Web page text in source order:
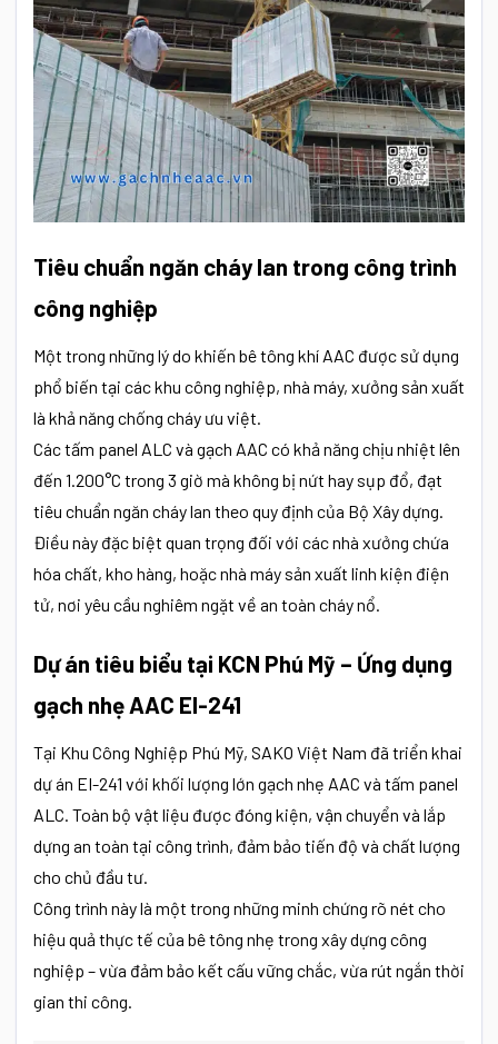
Tiêu chuẩn ngăn cháy lan trong công trình
công nghiệp
Một trong những lý do khiến bê tông khí AAC được sử dụng
phổ biến tại các khu công nghiệp, nhà máy, xưởng sản xuất
là khả năng chống cháy ưu việt.
Các tấm panel ALC và gạch AAC có khả năng chịu nhiệt lên
đến 1.200°C trong 3 giờ mà không bị nứt hay sụp đổ, đạt
tiêu chuẩn ngăn cháy lan theo quy định của Bộ Xây dựng.
Điều này đặc biệt quan trọng đối với các nhà xưởng chứa
hóa chất, kho hàng, hoặc nhà máy sản xuất linh kiện điện
tử, nơi yêu cầu nghiêm ngặt về an toàn cháy nổ.
Dự án tiêu biểu tại KCN Phú Mỹ – Ứng dụng
gạch nhẹ AAC EI-241
Tại Khu Công Nghiệp Phú Mỹ, SAKO Việt Nam đã triển khai
dự án EI-241 với khối lượng lớn gạch nhẹ AAC và tấm panel
ALC. Toàn bộ vật liệu được đóng kiện, vận chuyển và lắp
dựng an toàn tại công trình, đảm bảo tiến độ và chất lượng
cho chủ đầu tư.
Công trình này là một trong những minh chứng rõ nét cho
hiệu quả thực tế của bê tông nhẹ trong xây dựng công
nghiệp – vừa đảm bảo kết cấu vững chắc, vừa rút ngắn thời
gian thi công.